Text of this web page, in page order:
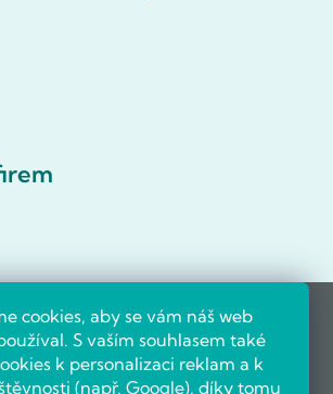
cookies, aby se vám náš web
S vaším souhlasem také
k personalizaci reklam a k
(např. Google), díky tomu